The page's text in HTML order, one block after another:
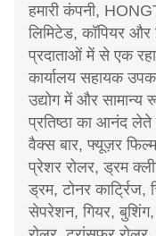
हमारी कंपनी,
लिमिटेड, कॉपियर और
प्रदाताओं में से एक
कार्यालय सहायक
उद्योग में और
प्रतिष्ठा का आनंद लेते
वैक्स बार, फ्यूज़र
प्रेशर रोलर, ड्रम
ड्रम, टोनर
सेपरेशन, गियर, बुशिंग,